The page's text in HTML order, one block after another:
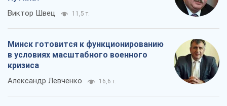
Виктор Швец 11,5 т.
Минск готовится к функционированию
в условиях масштабного военного
кризиса
Александр Левченко 16,6 т.